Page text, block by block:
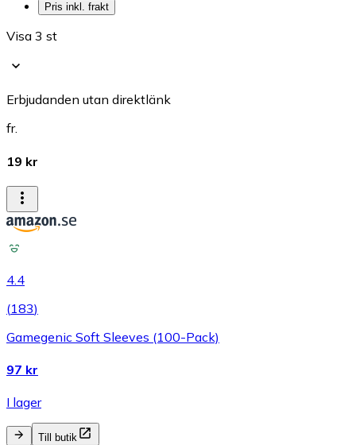
Pris inkl. frakt
Visa 3 st
Erbjudanden utan direktlänk
fr.
19 kr
4.4
(183)
Gamegenic Soft Sleeves (100-Pack)
97 kr
I lager
Till butik